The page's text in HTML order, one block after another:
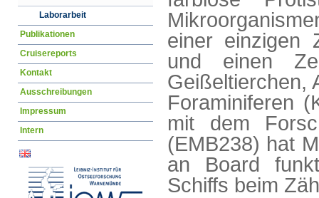
einer einzigen
und einen
Geißeltierchen,
Foraminiferen
mit dem
(EMB238) hat
an Board
Schiffs beim
Laborarbeit
Publikationen
Cruisereports
Kontakt
Ausschreibungen
Impressum
Intern